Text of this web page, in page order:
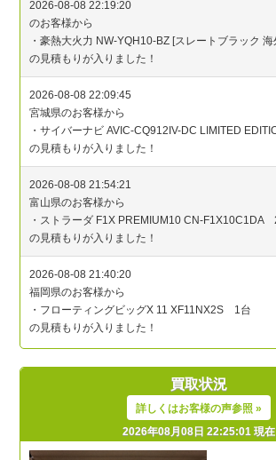
買取状況
詳しくはお客様の声参照 »
2026年08月08日 22:25:01 現在